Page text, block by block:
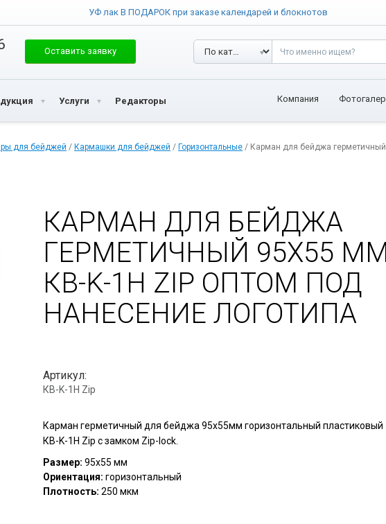
УФ лак В ПОДАРОК при заказе календарей и блокнотов
Оставить заявку
Услуги Редакторы Компания
для бейджей / Кармашки для бейджей / Горизонтальные / Карман для бейджа
КАРМАН ДЛЯ БЕЙДЖА
ГЕРМЕТИЧНЫЙ 95Х55
КВ-K-1H ZIP ОПТОМ ПОД
НАНЕСЕНИЕ ЛОГОТИПА
Артикул:
КВ-K-1H Zip
Карман герметичный для бейджа 95х55мм горизонтальный пластиковый
КВ-K-1H Zip с замком Zip-lock.
Размер: 95х55 мм
Ориентация: горизонтальный
Плотность: 250 мкм